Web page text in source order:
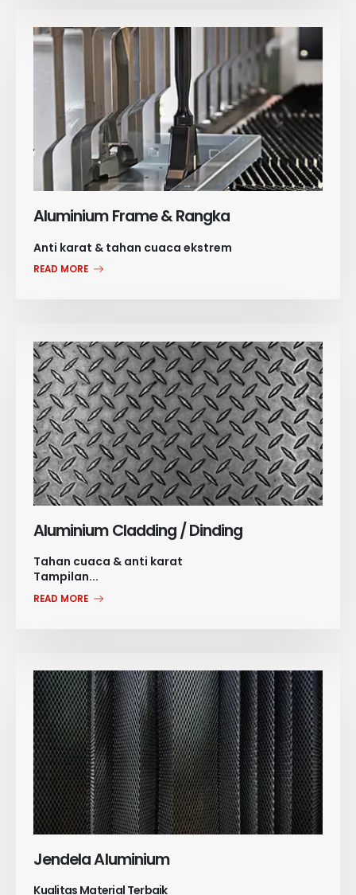
Aluminium Frame & Rangka
Anti karat & tahan cuaca ekstrem
READ MORE
Aluminium Cladding / Dinding
Tahan cuaca & anti karat
Tampilan...
READ MORE
Jendela Aluminium
Kualitas Material Terbaik